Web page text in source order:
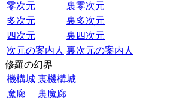
零次元
裏零次元
多次元
裏多次元
四次元
裏四次元
次元の案内人 裏次元の案内人
修羅の幻界
機構城 裏機構城
魔廊
裏魔廊